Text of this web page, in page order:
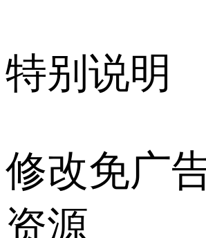
特别说明
修改免广
资源